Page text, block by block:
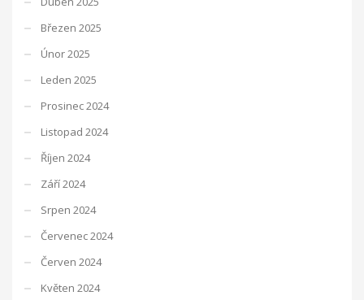
Březen 2025
Únor 2025
Leden 2025
Prosinec 2024
Listopad 2024
Říjen 2024
Září 2024
Srpen 2024
Červenec 2024
Červen 2024
Květen 2024